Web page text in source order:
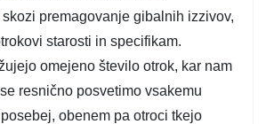
skozi premagovanje gibalnih izzivov,
starosti in specifikam.
omejeno število otrok, kar nam
resnično posvetimo vsakemu
obenem pa otroci tkejo